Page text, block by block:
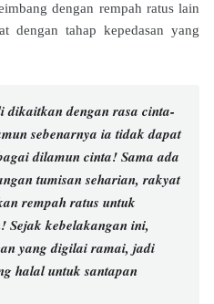
dengan rempah ratus lain
dengan tahap kepedasan yang
dengan rasa cinta-
sebenarnya ia tidak dapat
dilamun cinta! Sama ada
tumisan seharian, rakyat
rempah ratus untuk
Sejak kebelakangan ini,
yang digilai ramai, jadi
halal untuk santapan